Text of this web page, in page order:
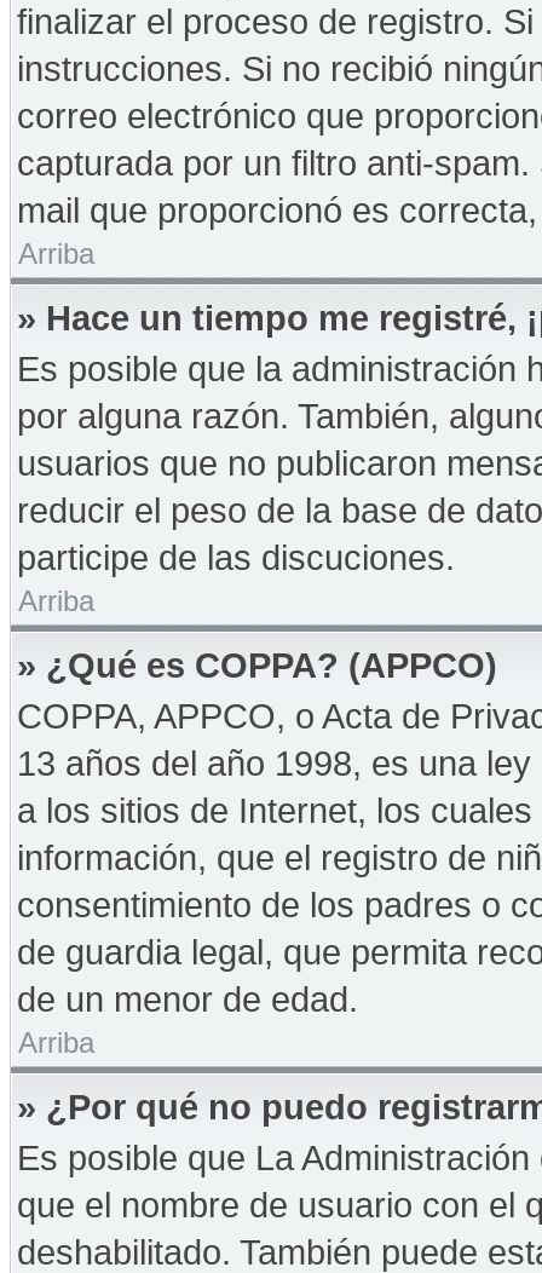
finalizar el proceso de registro.
instrucciones. Si no recibió
correo electrónico que
capturada por un filtro anti-
mail que proporcionó es
Arriba
» Hace un tiempo me registré,
Es posible que la administración
por alguna razón. También,
usuarios que no publicaron
reducir el peso de la base de
participe de las discuciones.
Arriba
» ¿Qué es COPPA? (APPCO)
COPPA, APPCO, o Acta de
13 años del año 1998, es una
a los sitios de Internet, los
información, que el registro de
consentimiento de los padres o
de guardia legal, que permita
de un menor de edad.
Arriba
» ¿Por qué no puedo
Es posible que La
que el nombre de usuario con el
deshabilitado. También puede